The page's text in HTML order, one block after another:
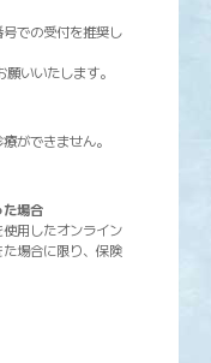
での受付を推奨し
いいたします。
ができません。
場合
用したオンライン
場合に限り、保険